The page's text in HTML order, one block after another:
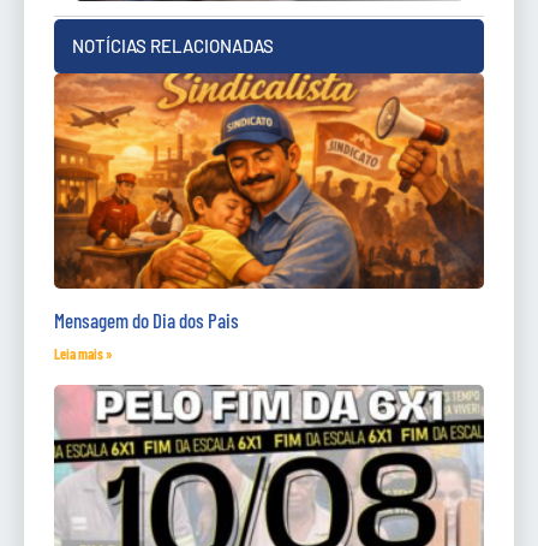
NOTÍCIAS RELACIONADAS
Mensagem do Dia dos Pais
Leia mais »